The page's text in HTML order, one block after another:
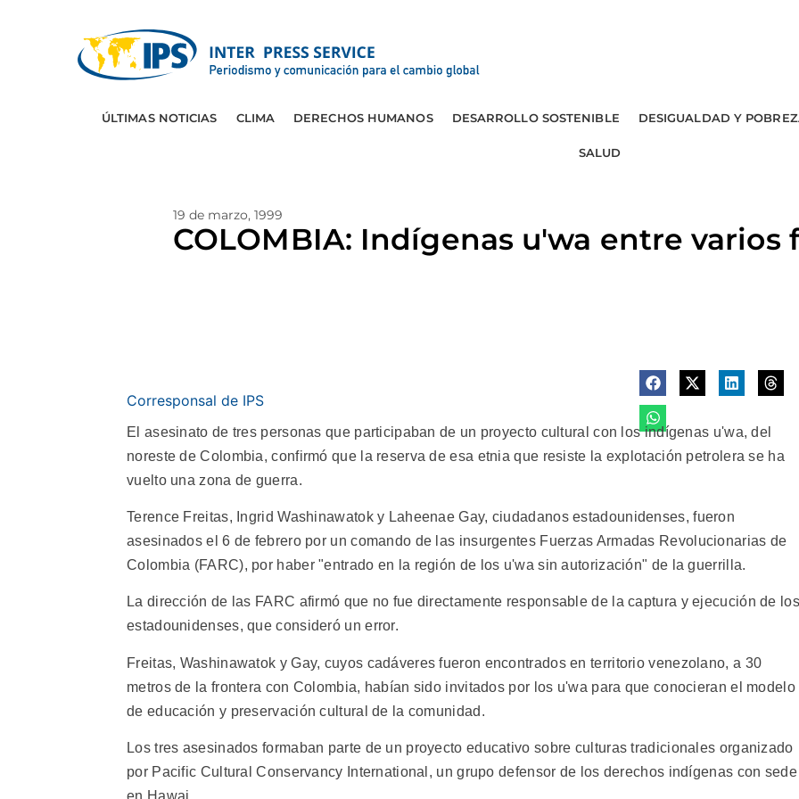
ÚLTIMAS NOTICIAS CLIMA DERECHOS HUMANOS DESARROLLO SOSTENIBLE DESIGUALDAD Y
SALUD
19 de marzo, 1999
COLOMBIA: Indígenas u'wa entre varios
Corresponsal de IPS
El asesinato de tres personas que participaban de un proyecto cultural con los indígenas u'wa, del
noreste de Colombia, confirmó que la reserva de esa etnia que resiste la explotación petrolera se ha
vuelto una zona de guerra.
Terence Freitas, Ingrid Washinawatok y Laheenae Gay, ciudadanos estadounidenses, fueron
asesinados el 6 de febrero por un comando de las insurgentes Fuerzas Armadas Revolucionarias de
Colombia (FARC), por haber "entrado en la región de los u'wa sin autorización" de la guerrilla.
La dirección de las FARC afirmó que no fue directamente responsable de la captura y ejecución de los
estadounidenses, que consideró un error.
Freitas, Washinawatok y Gay, cuyos cadáveres fueron encontrados en territorio venezolano, a 30
metros de la frontera con Colombia, habían sido invitados por los u'wa para que conocieran el modelo
de educación y preservación cultural de la comunidad.
Los tres asesinados formaban parte de un proyecto educativo sobre culturas tradicionales organizado
por Pacific Cultural Conservancy International, un grupo defensor de los derechos indígenas con sede
en Hawai.